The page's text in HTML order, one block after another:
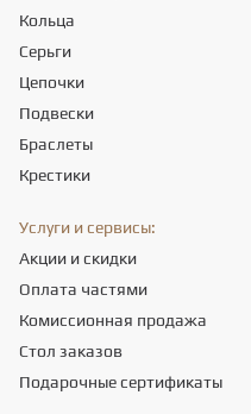
Кольца
Серьги
Цепочки
Подвески
Браслеты
Крестики
Услуги и сервисы:
Акции и скидки
Оплата частями
Комиссионная продажа
Стол заказов
Подарочные сертификаты